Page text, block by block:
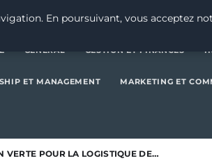
GENERAL GESTION ET FINANCES
ET MANAGEMENT MARKETING ET
VERTE POUR LA LOGISTIQUE DE…
En poursuivant, vous acceptez